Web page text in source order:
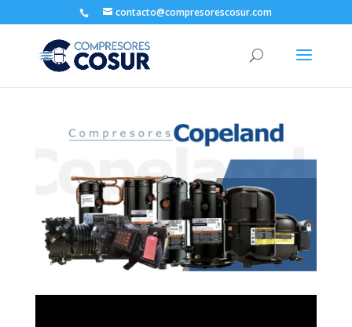
contacto@compresorescosur.com